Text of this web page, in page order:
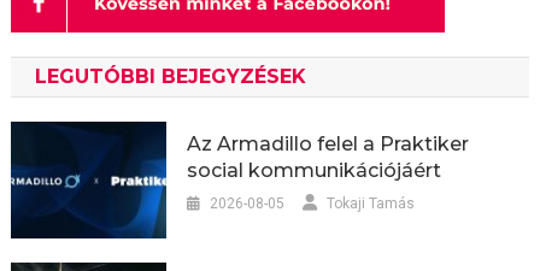
LEGUTÓBBI BEJEGYZÉSEK
Az Armadillo felel a Praktiker
social kommunikációjáért
2026-08-05 Tokaji Tamás